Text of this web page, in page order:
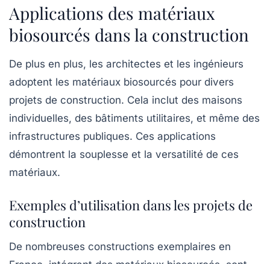
Applications des matériaux
biosourcés dans la construction
De plus en plus, les architectes et les ingénieurs
adoptent les matériaux biosourcés pour divers
projets de construction. Cela inclut des maisons
individuelles, des bâtiments utilitaires, et même des
infrastructures publiques. Ces applications
démontrent la souplesse et la versatilité de ces
matériaux.
Exemples d’utilisation dans les projets de
construction
De nombreuses constructions exemplaires en